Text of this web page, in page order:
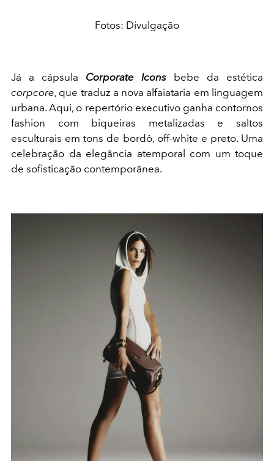
Fotos: Divulgação
Já a cápsula Corporate Icons bebe da estética
corpcore, que traduz a nova alfaiataria em linguagem
urbana. Aqui, o repertório executivo ganha contornos
fashion com biqueiras metalizadas e saltos
esculturais em tons de bordô, off-white e preto. Uma
celebração da elegância atemporal com um toque
de sofisticação contemporânea.